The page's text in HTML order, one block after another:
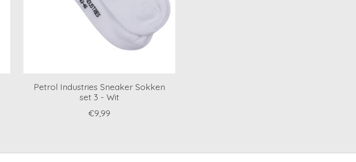
Petrol Industries Sneaker Sokken
set 3 - Wit
€9,99